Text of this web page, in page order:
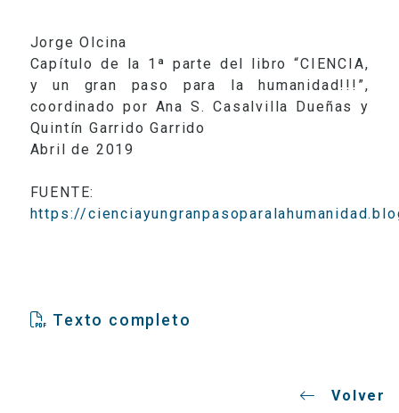
Jorge Olcina
Capítulo de la 1ª parte del libro “CIENCIA,
y un gran paso para la humanidad!!!”,
coordinado por Ana S. Casalvilla Dueñas y
Quintín Garrido Garrido
Abril de 2019
FUENTE:
https://
Texto completo
Volver